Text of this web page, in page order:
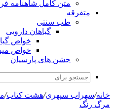
متن کامل شاهنامه
متفرقه
طب سنتی
گیاهان دارویی
خواص
خواص
جشن های پارسیان
خانه/سهراب سپهری/هشت کتاب/
مرگ رنگ